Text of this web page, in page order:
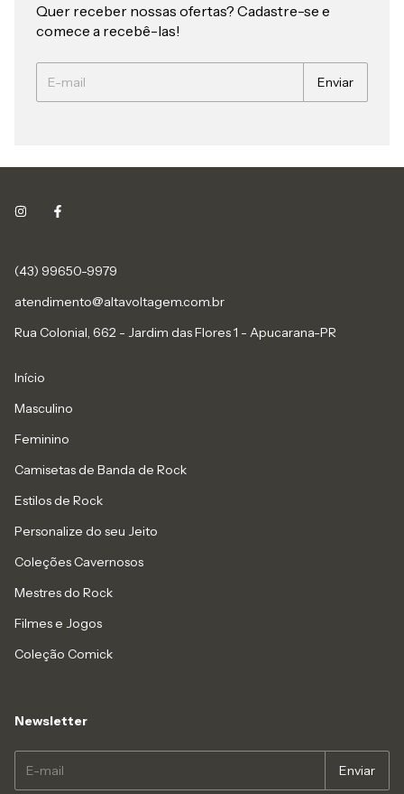
Quer receber nossas ofertas? Cadastre-se e
comece a recebê-las!
(43) 99650-9979
atendimento@altavoltagem.com.br
Rua Colonial, 662 - Jardim das Flores 1 - Apucarana-PR
Início
Masculino
Feminino
Camisetas de Banda de Rock
Estilos de Rock
Personalize do seu Jeito
Coleções Cavernosos
Mestres do Rock
Filmes e Jogos
Coleção Comick
Newsletter